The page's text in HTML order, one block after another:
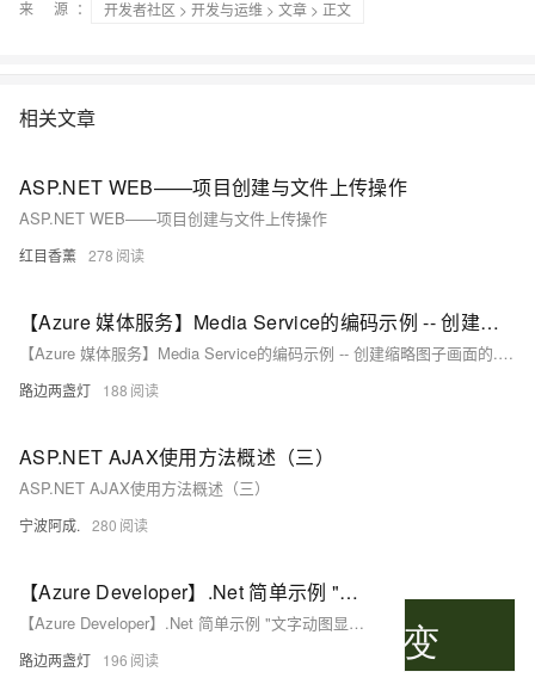
来 源：
开发者社区 > 开发与运维 > 文章 > 正文
相关文章
ASP.NET WEB——项目创建与文件上传操作
ASP.NET WEB——项目创建与文件上传操作
红目香薰 278
【Azure 媒体服务】Media Service的编码示例 -- 创建缩略图子画面的.NET代码调试问题
【Azure 媒体服务】Media Service的编码示例 -- 创建缩略图子画面的.NET代码调试问题
路边两盏灯 188
ASP.NET AJAX使用方法概述（三）
ASP.NET AJAX使用方法概述（三）
宁波阿成. 280
【Azure Developer】.Net 简单示例 "文字动图显示" Typing to SVG
【Azure Developer】.Net 简单示例 "文字动图显示" Typing to SVG
路边两盏灯 196